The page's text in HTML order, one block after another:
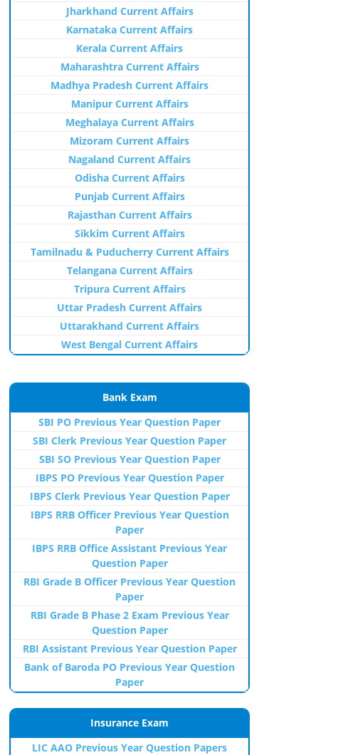
Jharkhand Current Affairs
Karnataka Current Affairs
Kerala Current Affairs
Maharashtra Current Affairs
Madhya Pradesh Current Affairs
Manipur Current Affairs
Meghalaya Current Affairs
Mizoram Current Affairs
Nagaland Current Affairs
Odisha Current Affairs
Punjab Current Affairs
Rajasthan Current Affairs
Sikkim Current Affairs
Tamilnadu & Puducherry Current Affairs
Telangana Current Affairs
Tripura Current Affairs
Uttar Pradesh Current Affairs
Uttarakhand Current Affairs
West Bengal Current Affairs
Bank Exam
SBI PO Previous Year Question Paper
SBI Clerk Previous Year Question Paper
SBI SO Previous Year Question Paper
IBPS PO Previous Year Question Paper
IBPS Clerk Previous Year Question Paper
IBPS RRB Officer Previous Year Question
Paper
IBPS RRB Office Assistant Previous Year
Question Paper
RBI Grade B Officer Previous Year Question
Paper
RBI Grade B Phase 2 Exam Previous Year
Question Paper
RBI Assistant Previous Year Question Paper
Bank of Baroda PO Previous Year Question
Paper
Insurance Exam
LIC AAO Previous Year Question Papers